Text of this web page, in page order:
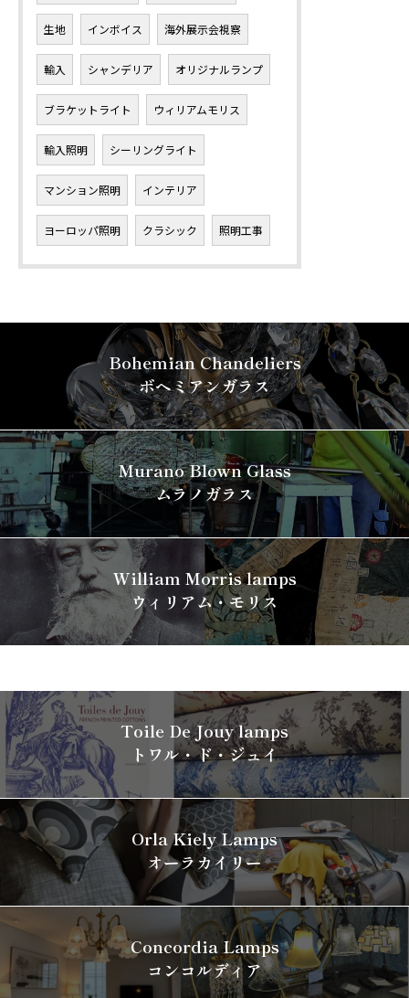
生地 インボイス 海外展示会視察
輸入 シャンデリア オリジナルランプ
ブラケットライト ウィリアムモリス
輸入照明 シーリングライト
マンション照明 インテリア
ヨーロッパ照明 クラシック 照明工事
Bohemian Chandeliers
ボヘミアンガラス
Murano Blown Glass
ムラノガラス
William Morris lamps
ウィリアム・モリス
Toile De Jouy lamps
トワル・ド・ジュイ
Orla Kiely Lamps
オーラカイリー
Concordia Lamps
コンコルディア